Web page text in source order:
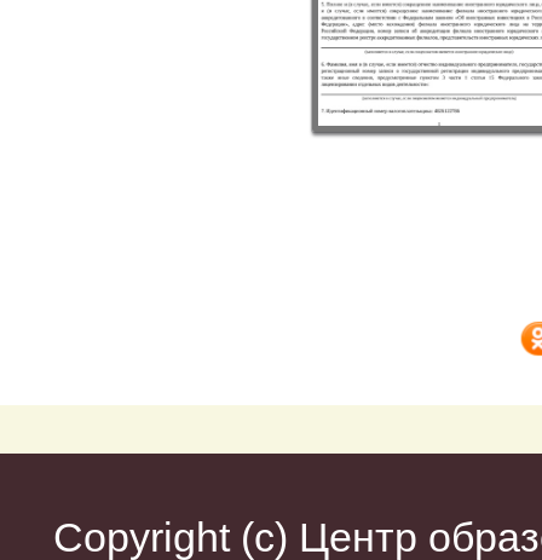
Copyright (c) Центр